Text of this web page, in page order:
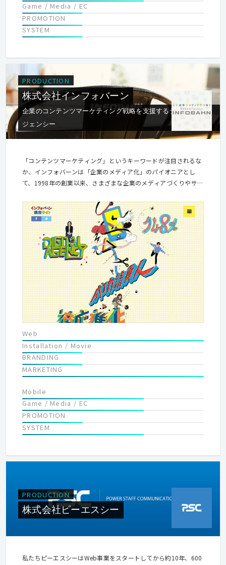
Game / Media / EC
PROMOTION
SYSTEM
PRODUCTION
株式会社インフォバーン
企業のコンテンツマーケティング戦略を支援するデジタルエー
ジェンシー
「コンテンツマーケティング」というキーワードが注目されるな
か、インフォバーンは「企業のメディア化」のパイオニアとし
て、1998年の創業以来、さまざまな企業のメディアづくりやサイ
界的IT企業など、名だたるクライアントのオウンドメディア制作
やwebサイト制作に従事。グループ会社であるメディアジーンが
運営する「ギズモード・ジャパン」などと連携をとりながら、企
業のメッセージをユーザー視点で発信しています。 いま、生活者
の周りはモノやサービスであふれ、それらの利用シーンや組み合
わせも多様化し、生活者は自身のライフスタイルに合わせてモノ
や情報を自ら選択する時代です。そうしたなかで、企業が良いブ
ランドを生み出しても、その魅力を伝えることは容易ではありま
せん。 私たちは、コンテンツマーケティングのパイオニアとし
て、ユーザー視点を軸に「伝えたいメッセージ」を「伝わるコン
テンツ」に変換し、ユーザーに届けてきました。プロダクトやサ
を十分に生かしサポートできると考えています。 さらに、メディ
アやプロダクトを通じて、多数のユーザー体験のデータを可視
化。ビジネスにおける新たな視点を提供します。私たちはデジタ
ル時代のコミュニケーションパートナーとして、企業のビジネス
Web
Installation / Movie
BRANDING
MARKETING
Mobile
Game / Media / EC
PROMOTION
SYSTEM
PRODUCTION
株式会社ピーエスシー
私たちピーエスシーはWeb事業をスタートしてから約10年、600